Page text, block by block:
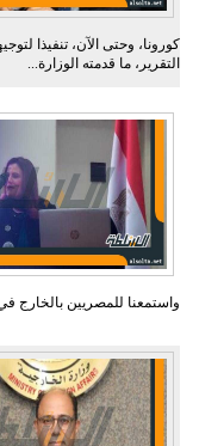
كورونا، وحتى الآن، تنفيذا
التقرير، ما قدمته الوزارة...
واستمعنا للمصريين بالخارج في أكثر من 50 دولة، على